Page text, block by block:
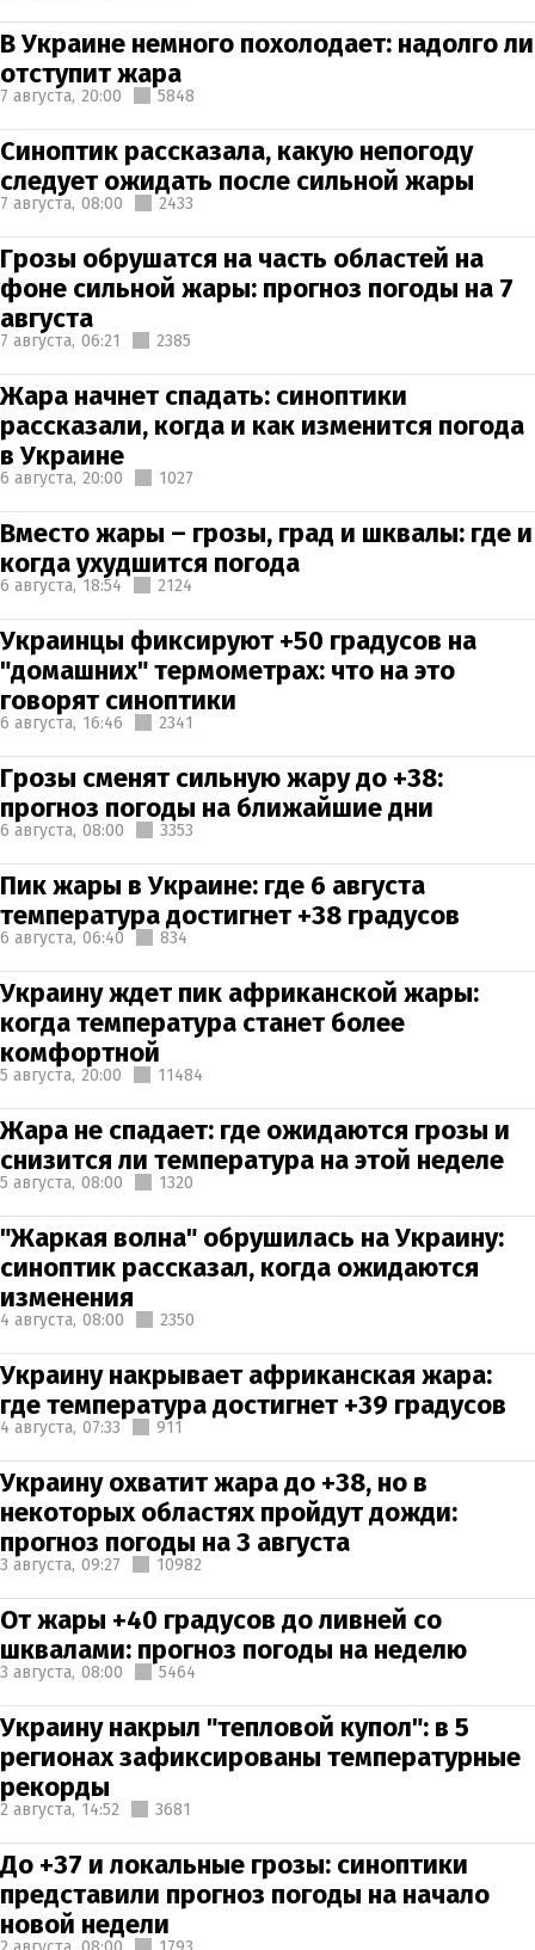
В Украине немного похолодает: надолго ли
отступит жара
7 августа, 20:00 5848
Синоптик рассказала, какую непогоду
следует ожидать после сильной жары
7 августа, 08:00 2433
Грозы обрушатся на часть областей на
фоне сильной жары: прогноз погоды на 7
августа
7 августа, 06:21 2385
Жара начнет спадать: синоптики
рассказали, когда и как изменится погода
в Украине
6 августа, 20:00 1027
Вместо жары – грозы, град и шквалы: где и
когда ухудшится погода
6 августа, 18:54 2124
Украинцы фиксируют +50 градусов на
"домашних" термометрах: что на это
говорят синоптики
6 августа, 16:46 2341
Грозы сменят сильную жару до +38:
прогноз погоды на ближайшие дни
6 августа, 08:00 3353
Пик жары в Украине: где 6 августа
температура достигнет +38 градусов
6 августа, 06:40 834
Украину ждет пик африканской жары:
когда температура станет более
комфортной
5 августа, 20:00 11484
Жара не спадает: где ожидаются грозы и
снизится ли температура на этой неделе
5 августа, 08:00 1320
"Жаркая волна" обрушилась на Украину:
синоптик рассказал, когда ожидаются
изменения
4 августа, 08:00 2350
Украину накрывает африканская жара:
где температура достигнет +39 градусов
4 августа, 07:33 911
Украину охватит жара до +38, но в
некоторых областях пройдут дожди:
прогноз погоды на 3 августа
3 августа, 09:27 10982
От жары +40 градусов до ливней со
шквалами: прогноз погоды на неделю
3 августа, 08:00 5464
Украину накрыл "тепловой купол": в 5
регионах зафиксированы температурные
рекорды
2 августа, 14:52 3681
До +37 и локальные грозы: синоптики
представили прогноз погоды на начало
новой недели